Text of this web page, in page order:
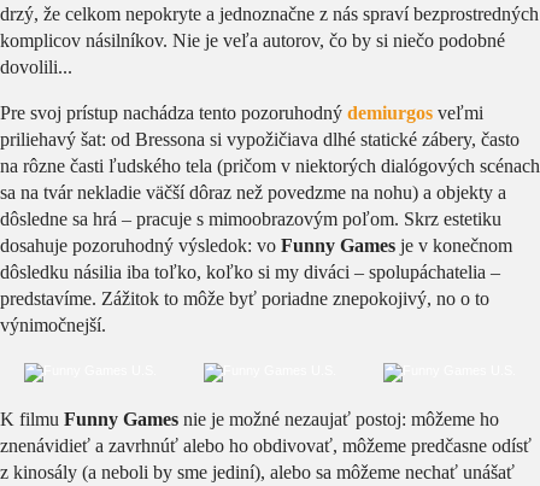
drzý, že celkom nepokryte a jednoznačne z nás spraví bezprostredných
komplicov násilníkov. Nie je veľa autorov, čo by si niečo podobné
dovolili...
Pre svoj prístup nachádza tento pozoruhodný demiurgos veľmi
priliehavý šat: od Bressona si vypožičiava dlhé statické zábery, často
na rôzne časti ľudského tela (pričom v niektorých dialógových scénach
sa na tvár nekladie väčší dôraz než povedzme na nohu) a objekty a
dôsledne sa hrá – pracuje s mimoobrazovým poľom. Skrz estetiku
dosahuje pozoruhodný výsledok: vo Funny Games je v konečnom
dôsledku násilia iba toľko, koľko si my diváci – spolupáchatelia –
predstavíme. Zážitok to môže byť poriadne znepokojivý, no o to
výnimočnejší.
K filmu Funny Games nie je možné nezaujať postoj: môžeme ho
znenávidieť a zavrhnúť alebo ho obdivovať, môžeme predčasne odísť
z kinosály (a neboli by sme jediní), alebo sa môžeme nechať unášať